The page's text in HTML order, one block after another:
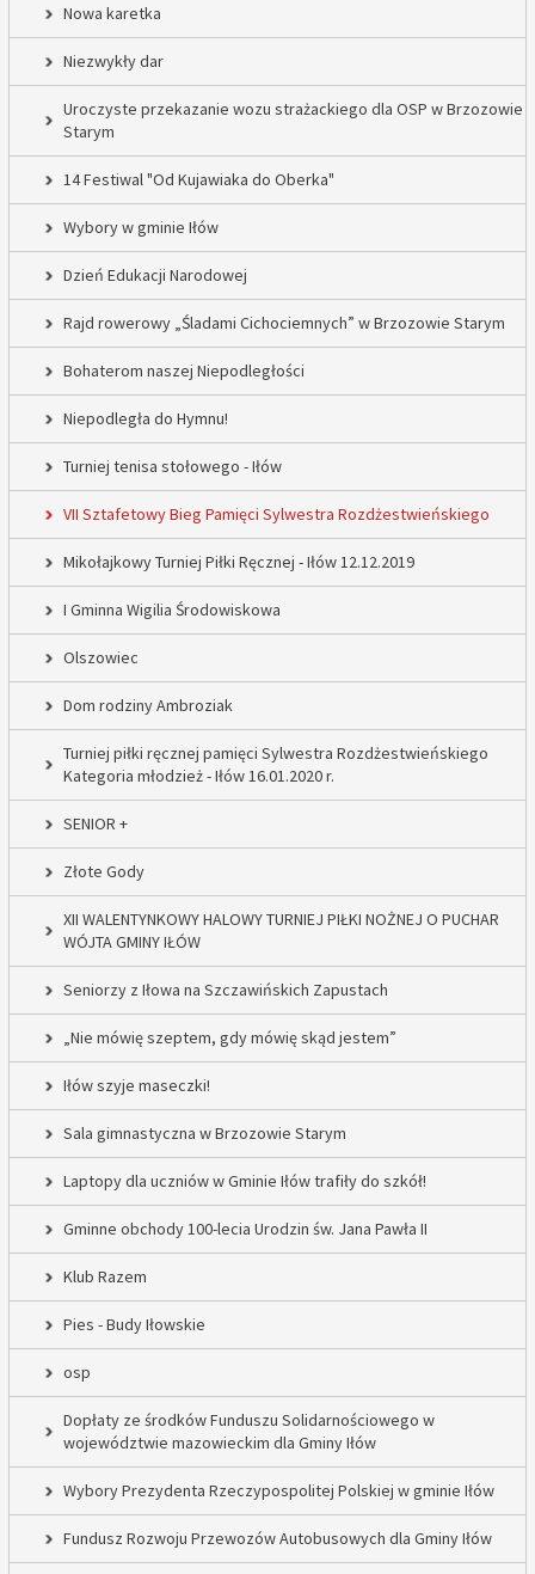
Nowa karetka
Niezwykły dar
Uroczyste przekazanie wozu strażackiego dla OSP w Brzozowie
Starym
14 Festiwal "Od Kujawiaka do Oberka"
Wybory w gminie Iłów
Dzień Edukacji Narodowej
Rajd rowerowy „Śladami Cichociemnych” w Brzozowie Starym
Bohaterom naszej Niepodległości
Niepodległa do Hymnu!
Turniej tenisa stołowego - Iłów
VII Sztafetowy Bieg Pamięci Sylwestra Rozdżestwieńskiego
Mikołajkowy Turniej Piłki Ręcznej - Iłów 12.12.2019
I Gminna Wigilia Środowiskowa
Olszowiec
Dom rodziny Ambroziak
Turniej piłki ręcznej pamięci Sylwestra Rozdżestwieńskiego
Kategoria młodzież - Iłów 16.01.2020 r.
SENIOR +
Złote Gody
XII WALENTYNKOWY HALOWY TURNIEJ PIŁKI NOŻNEJ O PUCHAR
WÓJTA GMINY IŁÓW
Seniorzy z Iłowa na Szczawińskich Zapustach
„Nie mówię szeptem, gdy mówię skąd jestem”
Iłów szyje maseczki!
Sala gimnastyczna w Brzozowie Starym
Laptopy dla uczniów w Gminie Iłów trafiły do szkół!
Gminne obchody 100-lecia Urodzin św. Jana Pawła II
Klub Razem
Pies - Budy Iłowskie
osp
Dopłaty ze środków Funduszu Solidarnościowego w
województwie mazowieckim dla Gminy Iłów
Wybory Prezydenta Rzeczypospolitej Polskiej w gminie Iłów
Fundusz Rozwoju Przewozów Autobusowych dla Gminy Iłów